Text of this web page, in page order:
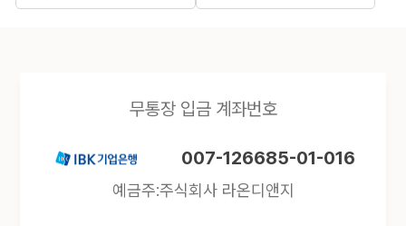
무통장 입금 계좌번호
007-126685-01-016
예금주:주식회사 라온디앤지